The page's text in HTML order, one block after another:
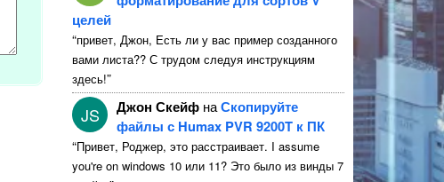
целей
“привет, Джон, Есть ли у вас пример созданного
вами листа?? С трудом следуя инструкциям
здесь!”
JS Джон Скейф наСкопируйте
файлы с Humax PVR 9200T к ПК
“Привет, Роджер, это расстраивает. I assume
you're on windows 10 или 11? Это было из винды 7